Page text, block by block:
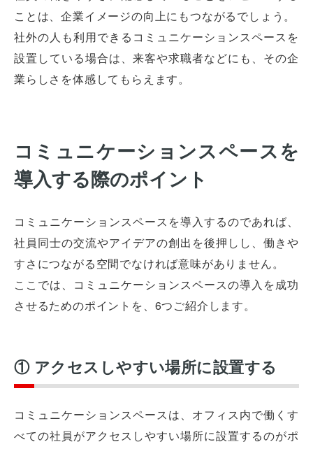
ことは、企業イメージの向上にもつながるでしょう。
社外の人も利用できるコミュニケーションスペースを
設置している場合は、来客や求職者などにも、その企
業らしさを体感してもらえます。
コミュニケーションスペースを
導入する際のポイント
コミュニケーションスペースを導入するのであれば、
社員同士の交流やアイデアの創出を後押しし、働きや
すさにつながる空間でなければ意味がありません。
ここでは、コミュニケーションスペースの導入を成功
させるためのポイントを、6つご紹介します。
① アクセスしやすい場所に設置する
コミュニケーションスペースは、オフィス内で働くす
べての社員がアクセスしやすい場所に設置するのがポ